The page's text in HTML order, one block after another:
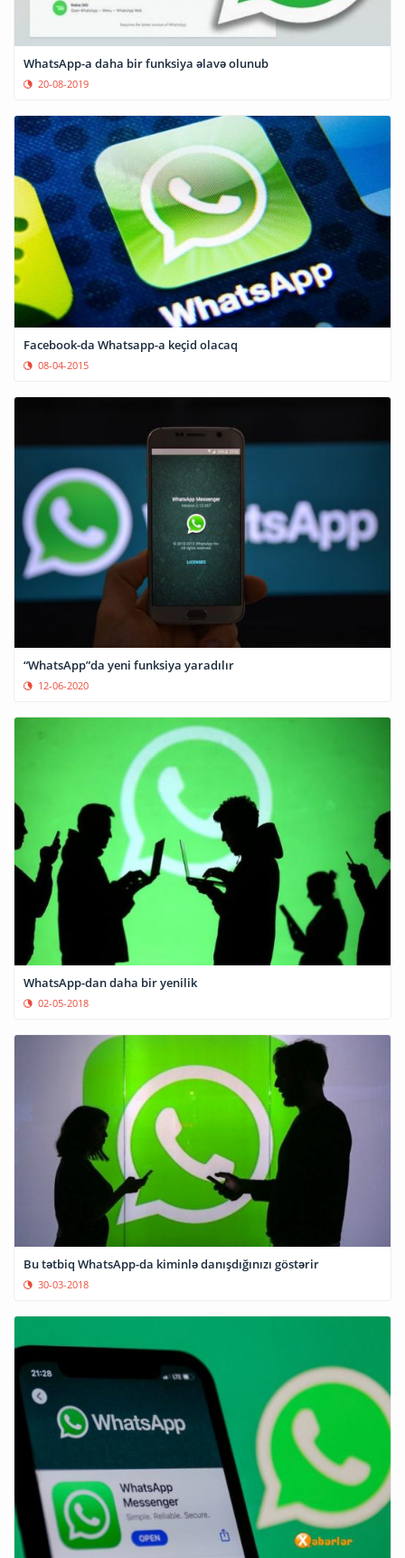
WhatsApp-a daha bir funksiya əlavə olunub
20-08-2019
Facebook-da Whatsapp-a keçid olacaq
08-04-2015
“WhatsApp”da yeni funksiya yaradılır
12-06-2020
WhatsApp-dan daha bir yenilik
02-05-2018
Bu tətbiq WhatsApp-da kiminlə danışdığınızı göstərir
30-03-2018